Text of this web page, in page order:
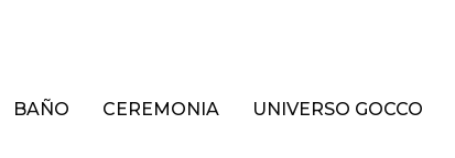
BAÑO CEREMONIA UNIVERSO GOCCO